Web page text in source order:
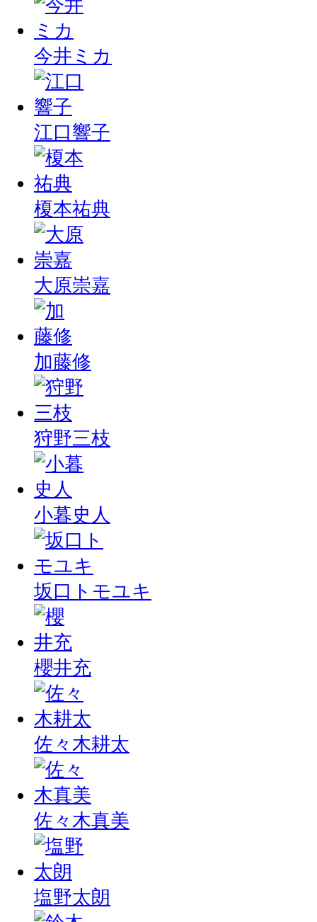
今井ミカ
江口響子
榎本祐典
大原崇嘉
加藤修
狩野三枝
小暮史人
坂口トモユキ
櫻井充
佐々木耕太
佐々木真美
塩野太朗